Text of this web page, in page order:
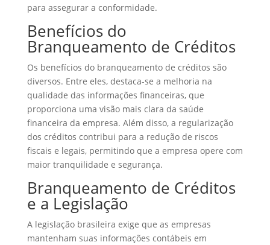
para assegurar a conformidade.
Benefícios do
Branqueamento de Créditos
Os benefícios do branqueamento de créditos são
diversos. Entre eles, destaca-se a melhoria na
qualidade das informações financeiras, que
proporciona uma visão mais clara da saúde
financeira da empresa. Além disso, a regularização
dos créditos contribui para a redução de riscos
fiscais e legais, permitindo que a empresa opere com
maior tranquilidade e segurança.
Branqueamento de Créditos
e a Legislação
A legislação brasileira exige que as empresas
mantenham suas informações contábeis em